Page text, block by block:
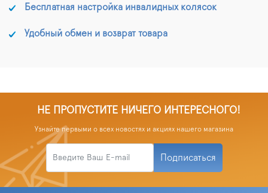
Бесплатная настройка инвалидных колясок
Удобный обмен и возврат товара
НЕ ПРОПУСТИТЕ НИЧЕГО ИНТЕРЕСНОГО!
Узнайте первыми о всех новостях и акциях нашего магазина
Подписаться